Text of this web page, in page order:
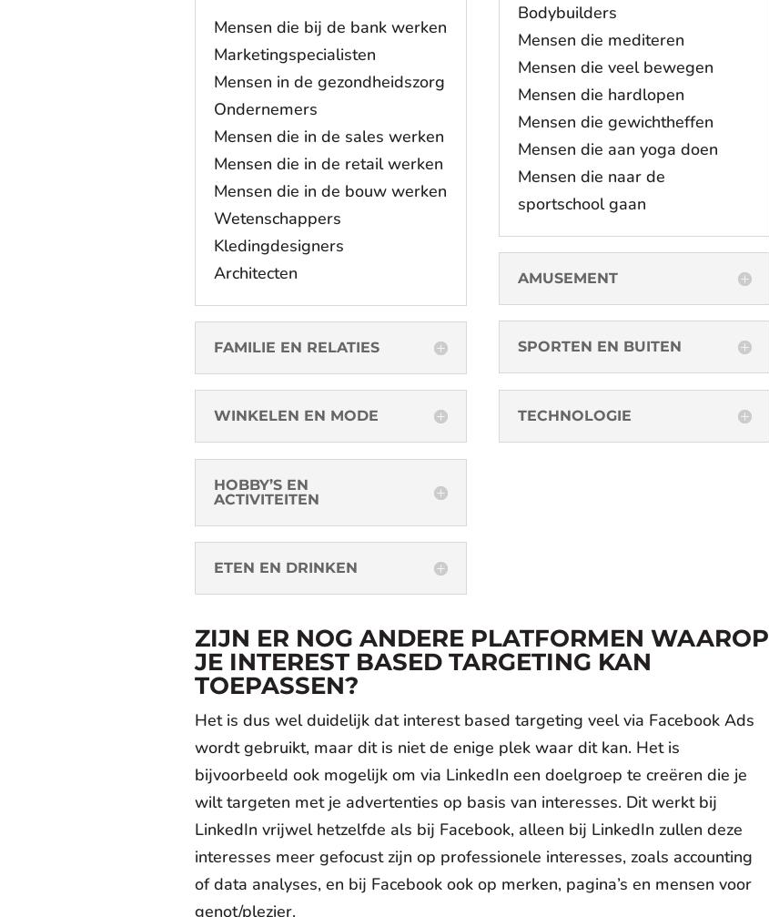
Mensen die bij de bank werken
Marketingspecialisten
Mensen in de gezondheidszorg
Ondernemers
Mensen die in de sales werken
Mensen die in de retail werken
Mensen die in de bouw werken
Wetenschappers
Kledingdesigners
Architecten
FAMILIE EN RELATIES
WINKELEN EN MODE
HOBBY’S EN
ACTIVITEITEN
ETEN EN DRINKEN
Bodybuilders
Mensen die mediteren
Mensen die veel bewegen
Mensen die hardlopen
Mensen die gewichtheffen
Mensen die aan yoga doen
Mensen die naar de
sportschool gaan
AMUSEMENT
SPORTEN EN BUITEN
TECHNOLOGIE
ZIJN ER NOG ANDERE PLATFORMEN WAAROP
JE INTEREST BASED TARGETING KAN
TOEPASSEN?
Het is dus wel duidelijk dat interest based targeting veel via Facebook Ads
wordt gebruikt, maar dit is niet de enige plek waar dit kan. Het is
bijvoorbeeld ook mogelijk om via LinkedIn een doelgroep te creëren die je
wilt targeten met je advertenties op basis van interesses. Dit werkt bij
LinkedIn vrijwel hetzelfde als bij Facebook, alleen bij LinkedIn zullen deze
interesses meer gefocust zijn op professionele interesses, zoals accounting
of data analyses, en bij Facebook ook op merken, pagina’s en mensen voor
genot/plezier.